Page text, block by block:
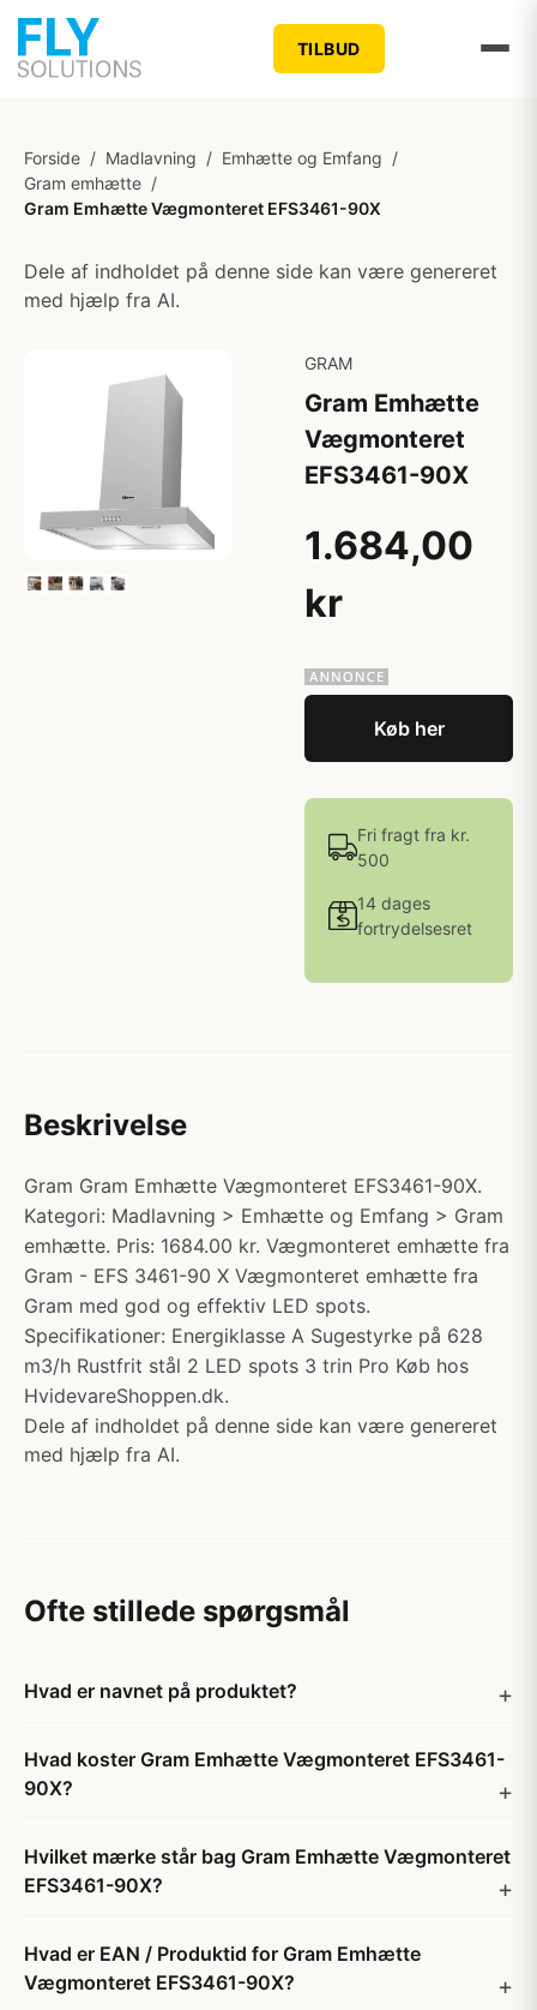
TILBUD
Forside / Madlavning / Emhætte og Emfang /
Gram emhætte /
Gram Emhætte Vægmonteret EFS3461-90X
Dele af indholdet på denne side kan være genereret
med hjælp fra AI.
GRAM
Gram Emhætte
Vægmonteret
EFS3461-90X
1.684,00
kr
Køb her
Fri fragt fra kr.
500
14 dages
fortrydelsesret
Beskrivelse
Gram Gram Emhætte Vægmonteret EFS3461-90X.
Kategori: Madlavning > Emhætte og Emfang > Gram
emhætte. Pris: 1684.00 kr. Vægmonteret emhætte fra
Gram - EFS 3461-90 X Vægmonteret emhætte fra
Gram med god og effektiv LED spots.
Specifikationer: Energiklasse A Sugestyrke på 628
m3/h Rustfrit stål 2 LED spots 3 trin Pro Køb hos
HvidevareShoppen.dk.
Dele af indholdet på denne side kan være genereret
med hjælp fra AI.
Ofte stillede spørgsmål
Hvad er navnet på produktet?
Hvad koster Gram Emhætte Vægmonteret EFS3461-
90X?
Hvilket mærke står bag Gram Emhætte Vægmonteret
EFS3461-90X?
Hvad er EAN / Produktid for Gram Emhætte
Vægmonteret EFS3461-90X?